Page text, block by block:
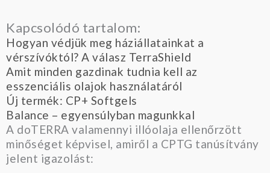
Kapcsolódó tartalom:
Hogyan védjük meg háziállatainkat a
vérszívóktól? A válasz TerraShield
Amit minden gazdinak tudnia kell az
esszenciális olajok használatáról
Új termék: CP+ Softgels
Balance – egyensúlyban magunkkal
A doTERRA valamennyi illóolaja ellenőrzött
minőséget képvisel, amiről a CPTG tanúsítvány
jelent igazolást: